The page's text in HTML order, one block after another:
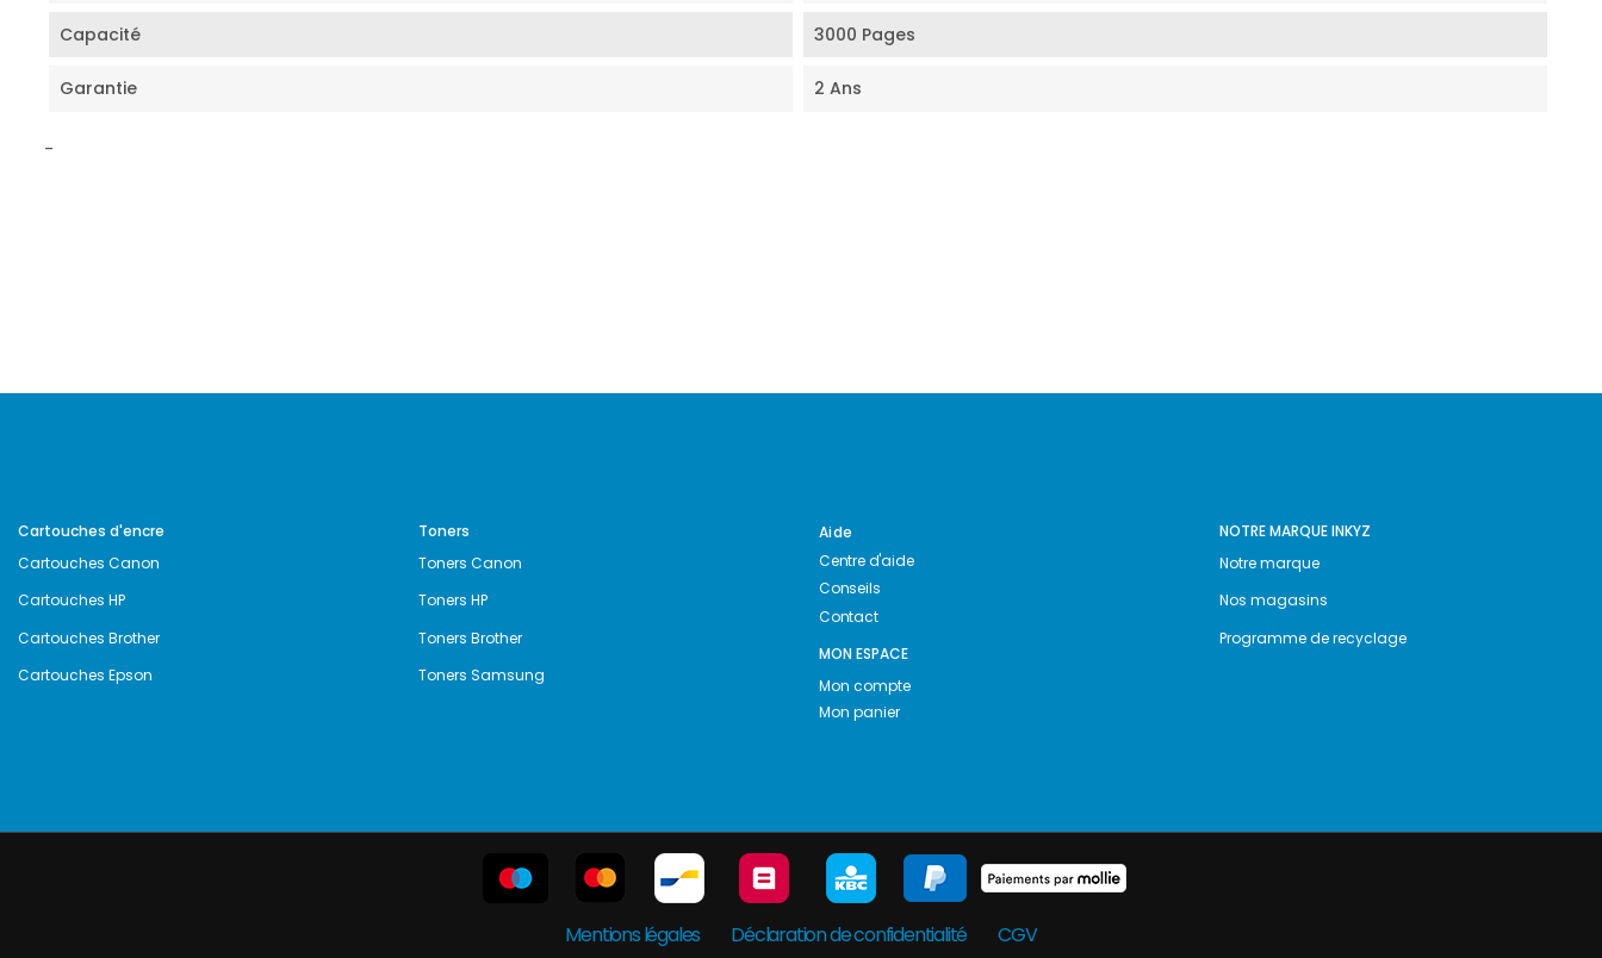
Capacité 3000 Pages
Garantie 2 Ans
-
Cartouches d'encre
Cartouches Canon
Cartouches HP
Cartouches Brother
Cartouches Epson
Toners
Toners Canon
Toners HP
Toners Brother
Toners Samsung
Aide
Centre d'aide
Conseils
Contact
MON ESPACE
Mon compte
Mon panier
NOTRE MARQUE INKYZ
Notre marque
Nos magasins
Programme de recyclage
Mentions légales Déclaration de confidentialité CGV